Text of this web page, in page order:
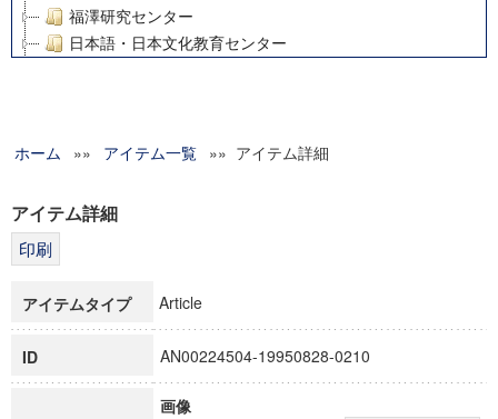
福澤研究センター
日本語・日本文化教育センター
グローバルリサーチインスティテュート
科学研究費補助金研究成果報告書
博士課程教育リーディングプログラム「超成熟社会発展のサ
ホーム »» アイテム一覧 »» アイテム詳細
アイテム詳細
アイテムタイプ Article
ID AN00224504-19950828-0210
画像